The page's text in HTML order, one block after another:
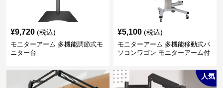
¥9,720 (税込)
モニターアーム 多機能調節式モ
ニター台
¥5,100 (税込)
モニターアーム 多機能移動式パ
ソコンワゴン モニターアーム付
人気